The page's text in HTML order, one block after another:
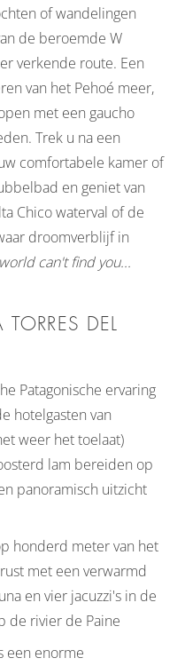
of wandelingen
de beroemde W
verkende route. Een
van het Pehoé meer,
met een gaucho
Trek u na een
comfortabele kamer of
en geniet van
Chico waterval of de
droomverblijf in
can't find you...
TORRES DEL
Patagonische ervaring
hotelgasten van
weer het toelaat)
lam bereiden op
panoramisch uitzicht
honderd meter van het
met een verwarmd
en vier jacuzzi's in de
de rivier de Paine
een enorme